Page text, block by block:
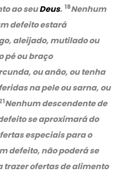
ao seuDeus. 18Nenhum
defeito estará
aleijado, mutilado ou
pé ou braço
ou anão, ou tenha
na pele ou sarna, ou
Nenhum descendente de
se aproximará do
especiais para o
defeito, não poderá se
ofertas de alimento